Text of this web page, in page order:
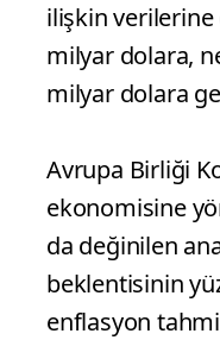
ilişkin
milyar dolara,
milyar dolara
Avrupa Birliği
ekonomisine
da değinilen
beklentisinin
enflasyon